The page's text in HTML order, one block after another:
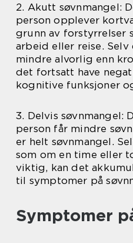
2. Akutt søvnmangel:
person opplever
grunn av forstyrrelser
arbeid eller reise.
mindre alvorlig enn
det fortsatt have
kognitive funksjoner
3. Delvis søvnmangel:
person får mindre
er helt søvnmangel.
som om en time eller
viktig, kan det
til symptomer på
Symptomer